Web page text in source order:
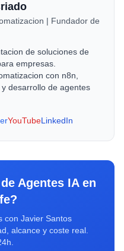
| Fundador de
de soluciones de
empresas.
con n8n,
desarrollo de agentes
YouTubeLinkedIn
Agentes IAen
?
con Javier Santos
alcance y coste real.